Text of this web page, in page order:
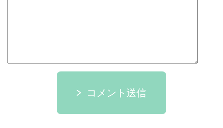
コメント送信